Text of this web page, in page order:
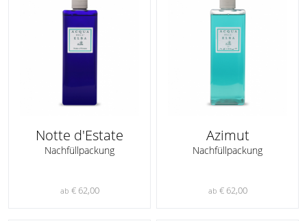
Notte d'Estate
Nachfüllpackung
ab € 62,00
Azimut
Nachfüllpackung
ab € 62,00